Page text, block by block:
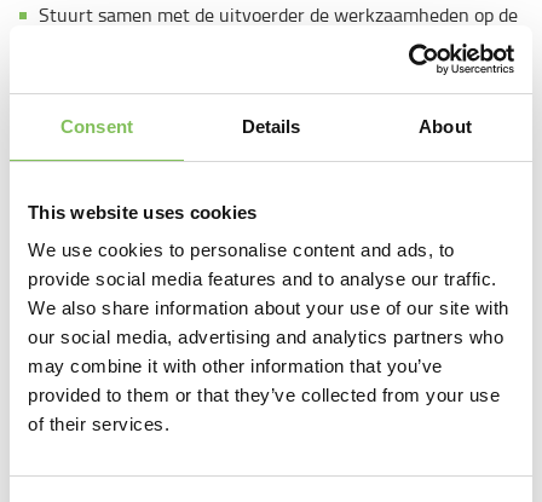
Consent Details About
This website uses cookies
We use cookies to personalise content and ads, to
provide social media features and to analyse our traffic.
We also share information about your use of our site with
our social media, advertising and analytics partners who
may combine it with other information that you’ve
provided to them or that they’ve collected from your use
of their services.
Stuurt samen met de uitvoerder de werkzaamheden op de
Uithakken van wanden en vloeren en uitvoeren van boor-
Leegstrippen van gebouwen en uitvoeren van
opruimwerkzaamheden;
Werken aan diverse projecten zoals woningen,
Signaleren van knelpunten en afstemmen met collega’s of
leidinggevende;
Zorgdragen voor een veilige, nette en schone
werkomgeving.
Een Handsloper bij Van Werven….
Werkt netjes, veilig en is fysiek in goede conditie;